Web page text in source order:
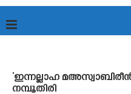
‘ഇന്നല്ലാഹ
നമ്പൂതിരി